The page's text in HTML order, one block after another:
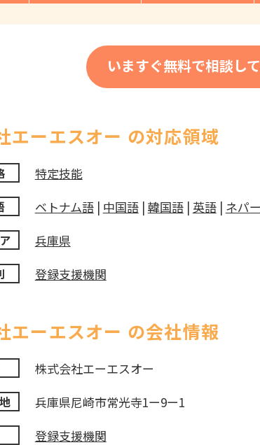
いますぐ無料で相談し
エーエスオー の対応領域
特定技能
ベトナム語| 中国語| 韓国語| 英語| ネパ
兵庫県
登録支援機関
エーエスオー の会社情報
株式会社エーエスオー
兵庫県尼崎市常光寺1ー9ー1
登録支援機関